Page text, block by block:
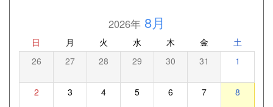
2026年8月
日 月 火 水 木 金 土
26 27 28 29 30 31 1
2 3 4 5 6 7 8